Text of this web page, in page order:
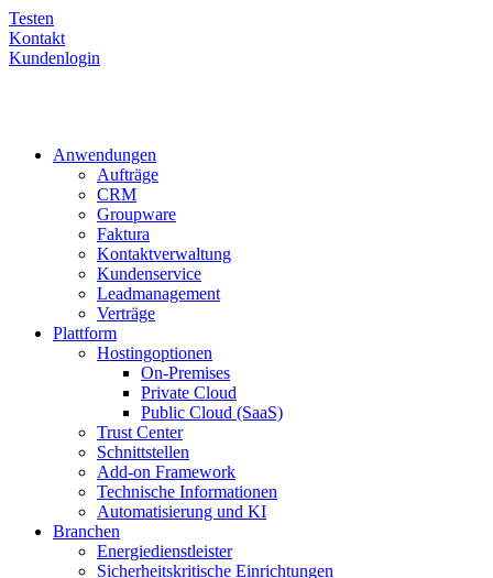
Testen
Kontakt
Kundenlogin
Anwendungen
Aufträge
CRM
Groupware
Faktura
Kontaktverwaltung
Kundenservice
Leadmanagement
Verträge
Plattform
Hostingoptionen
On-Premises
Private Cloud
Public Cloud (SaaS)
Trust Center
Schnittstellen
Add-on Framework
Technische Informationen
Automatisierung und KI
Branchen
Energiedienstleister
Sicherheitskritische Einrichtungen